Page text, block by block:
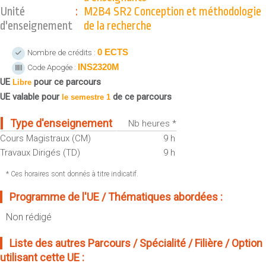
UFR FS (Chimie, Mathématique, Physique)
GEP (Génie Electrique des Procédés - Département composante)
Informatique (Département Composante)
Mécanique (Département composante)
Fermer
Plan et accès
Intranet des personnels
Moodle
Emploi du temps
Stage et emploi
Portefeuille d'Expériences et
de Compétences
Unité
d'enseignement
:
M2B4 SR2 Conception et méthodologie
de la recherche
Nombre de crédits : 0 ECTS
Code Apogée : INS2320M
UE Libre pour ce parcours
UE valable pour le semestre 1 de ce parcours
Type d'enseignement
Nb heures *
Cours Magistraux (CM)
9 h
Travaux Dirigés (TD)
9 h
* Ces horaires sont donnés à titre indicatif.
Programme de l'UE / Thématiques abordées :
Non rédigé
Liste des autres Parcours / Spécialité / Filière / Option
utilisant cette UE :